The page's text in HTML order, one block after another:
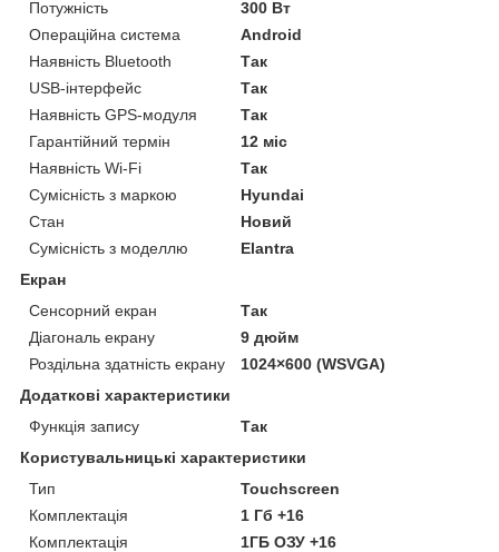
Потужність
300 Вт
Операційна система
Android
Наявність Bluetooth
Так
USB-інтерфейс
Так
Наявність GPS-модуля
Так
Гарантійний термін
12 міс
Наявність Wi-Fi
Так
Сумісність з маркою
Hyundai
Стан
Новий
Сумісність з моделлю
Elantra
Екран
Сенсорний екран
Так
Діагональ екрану
9 дюйм
Роздільна здатність екрану
1024×600 (WSVGA)
Додаткові характеристики
Функція запису
Так
Користувальницькі характеристики
Тип
Touchscreen
Комплектація
1 Гб +16
Комплектація
1ГБ ОЗУ +16